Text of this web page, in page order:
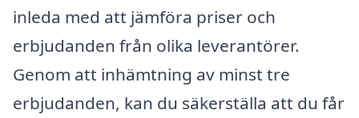
inleda med att jämföra priser och
erbjudanden från olika leverantörer.
Genom att inhämtning av minst tre
erbjudanden, kan du säkerställa att du får